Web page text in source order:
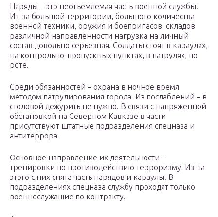
Наряды – это неотъемлемая часть военной службы.
Из-за большой территории, большого количества
военной техники, оружия и боеприпасов, складов
различной направленности нагрузка на личный
состав довольно серьезная. Солдаты стоят в караулах,
на контрольно-пропускных пунктах, в патрулях, по
роте.
Среди обязанностей – охрана в ночное время
методом патрулирования города. Из послаблений – в
столовой дежурить не нужно. В связи с напряженной
обстановкой на Северном Кавказе в части
присутствуют штатные подразделения спецназа и
антитеррора.
Основное направление их деятельности –
тренировки по противодействию терроризму. Из-за
этого с них снята часть нарядов и караулы. В
подразделениях спецназа службу проходят только
военнослужащие по контракту.